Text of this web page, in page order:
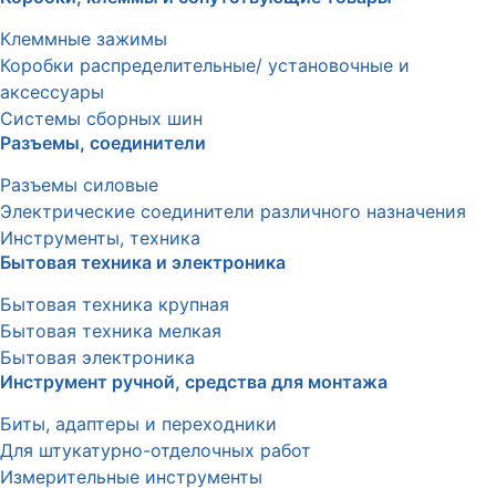
Клеммные зажимы
Коробки распределительные/ установочные и
аксессуары
Системы сборных шин
Разъемы, соединители
Разъемы силовые
Электрические соединители различного назначения
Инструменты, техника
Бытовая техника и электроника
Бытовая техника крупная
Бытовая техника мелкая
Бытовая электроника
Инструмент ручной, средства для монтажа
Биты, адаптеры и переходники
Для штукатурно-отделочных работ
Измерительные инструменты